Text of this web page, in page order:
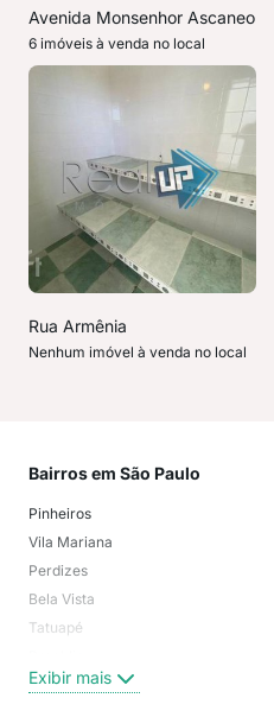
Avenida Monsenhor Ascaneo
6 imóveis à venda no local
Rua Armênia
Nenhum imóvel à venda no local
Bairros em São Paulo
Pinheiros
Vila Mariana
Perdizes
Bela Vista
Tatuapé
Centro
Exibir mais